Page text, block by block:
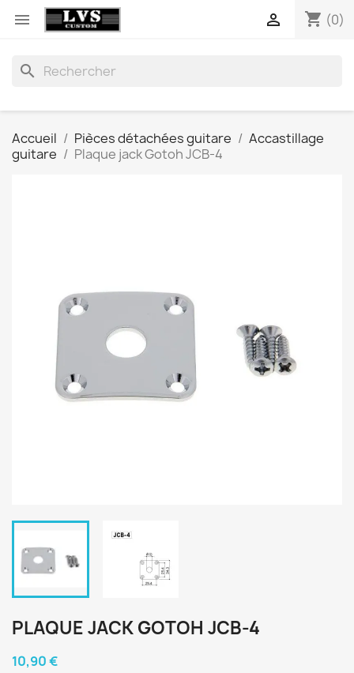
 shopping_cart (0)

search
Accueil Pièces détachées guitare
Accastillage
guitare
Plaque jack Gotoh JCB-4
PLAQUE JACK GOTOH JCB-4
10,90 €